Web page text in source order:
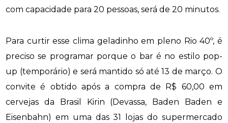
com capacidade para 20 pessoas, será de 20 minutos.
Para curtir esse clima geladinho em pleno Rio 40º, é
preciso se programar porque o bar é no estilo pop-
up (temporário) e será mantido só até 13 de março. O
convite é obtido após a compra de R$ 60,00 em
cervejas da Brasil Kirin (Devassa, Baden Baden e
Eisenbahn) em uma das 31 lojas do supermercado